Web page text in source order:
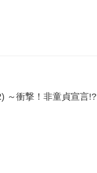
～衝撃！非童貞宣言!?